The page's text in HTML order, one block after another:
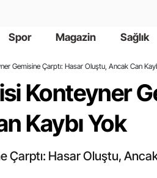
Spor Magazin Sağlık
Gemisine Çarptı: Hasar Oluştu, Ancak Can
Konteyner
Kaybı Yok
Hasar Oluştu,